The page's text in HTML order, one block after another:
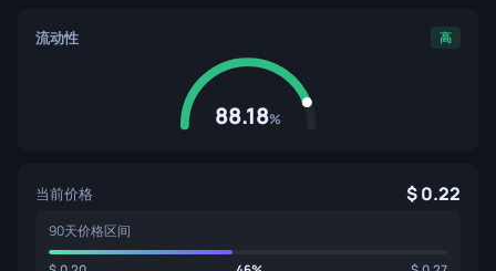
流动性 高
88.18%
当前价格 0.22
90天价格区间